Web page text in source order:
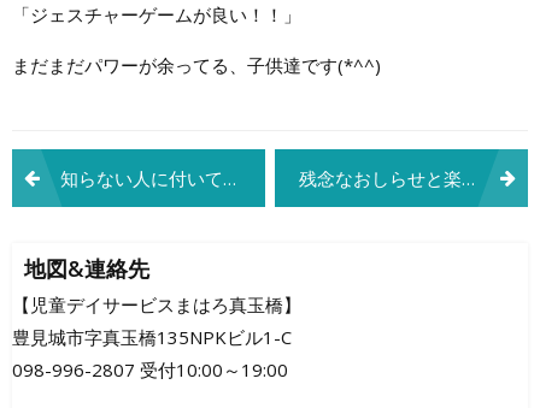
「ジェスチャーゲームが良い！！」
まだまだパワーが余ってる、子供達です(*^^)
投
稿
ナ
ビ
ゲ
知らない人に付いて行かないよ！ 残念なおしらせと楽しいお絵描きの時間！！(*^^*)
地図&連絡先
【児童デイサービスまはろ真玉橋】
豊見城市字真玉橋135NPKビル1-C
098-996-2807 受付10:00～19:00